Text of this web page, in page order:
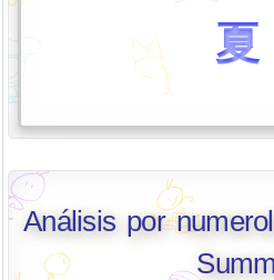
夏
Análisis por